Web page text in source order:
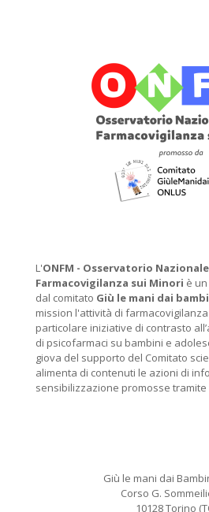
L'ONFM - Osservatorio
Farmacovigilanza sui Minori è
dal comitato Giù le mani dai
mission l'attività di
particolare iniziative di contrasto
di psicofarmaci su bambini e
giova del supporto del Comitato
alimenta di contenuti le azioni di
sensibilizzazione promosse
Giù le mani dai
Corso G.
10128 Torino